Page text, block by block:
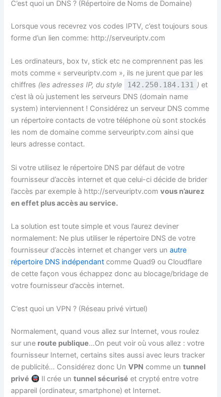
C’est quoi un DNS ? (Répertoire de Noms de Domaine)
Lorsque vous recevrez vos codes IPTV, c’est toujours sous
forme d’un lien comme: http://serveuriptv.com
Les ordinateurs, box tv, stick etc ne comprennent pas les
mots comme « serveuriptv.com », ils ne jurent que par les
chiffres (les adresses IP, du style 142.250.184.131 ) et
c’est là où justement les serveurs DNS (domain name
system) interviennent ! Considérez un serveur DNS comme
un répertoire contacts de votre téléphone où sont stockés
les nom de domaine comme serveuriptv.com ainsi que
leurs adresse contact.
Si votre utilisez le répertoire DNS par défaut de votre
fournisseur d’accès internet et que celui-ci décide de brider
l’accès par exemple à http://serveuriptv.comvous n’aurez
en effet plus accès au service.
La solution est toute simple et vous l’aurez deviner
normalement: Ne plus utiliser le répertoire DNS de votre
fournisseur d’accès internet et changer vers unautre
répertoire DNS indépendant comme Quad9 ou Cloudflare
de cette façon vous échappez donc au blocage/bridage de
votre fournisseur d’accès internet.
C’est quoi un VPN ? (Réseau privé virtuel)
Normalement, quand vous allez sur Internet, vous roulez
sur une route publique…On peut voir où vous allez : votre
fournisseur Internet, certains sites aussi avec leurs tracker
de publicité… Considérez donc UnVPN comme untunnel
privé
Il crée untunnel sécurisé et crypté entre votre
appareil (ordinateur, smartphone) et Internet.